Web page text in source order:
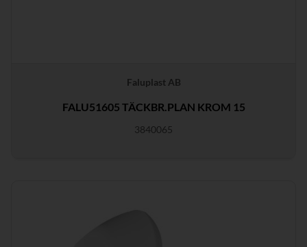
Faluplast AB
FALU51605 TÄCKBR.PLAN KROM 15
3840065